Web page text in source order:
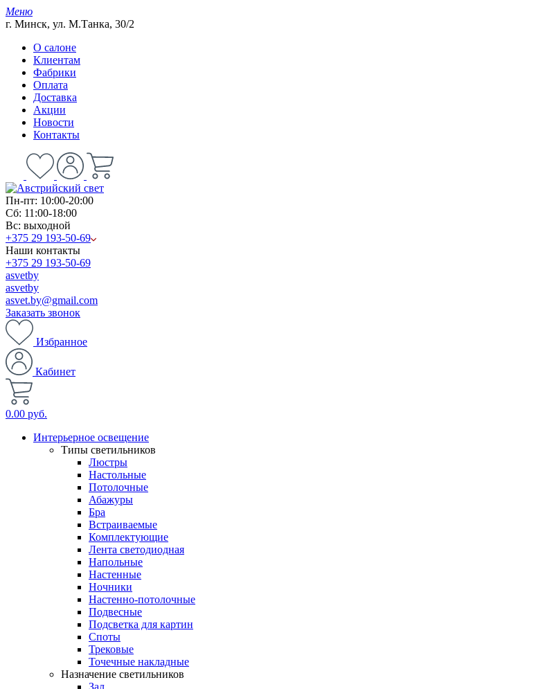
Меню
г. Минск, ул. М.Танка, 30/2
О салоне
Клиентам
Фабрики
Оплата
Доставка
Акции
Новости
Контакты
Пн-пт: 10:00-20:00
Сб: 11:00-18:00
Вс: выходной
+375 29 193-50-69
Наши контакты
+375 29 193-50-69
asvetby
asvetby
asvet.by@gmail.com
Заказать звонок
Избранное
Кабинет
0.00 руб.
Интерьерное освещение
Типы светильников
Люстры
Настольные
Потолочные
Абажуры
Бра
Встраиваемые
Комплектующие
Лента светодиодная
Напольные
Настенные
Ночники
Настенно-потолочные
Подвесные
Подсветка для картин
Споты
Трековые
Точечные накладные
Назначение светильников
Зал